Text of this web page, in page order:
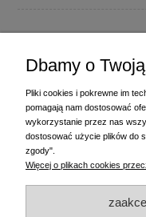
CIEMNO ZIELONE
Dbamy o
Pliki cookies i pokrewne im
pomagają nam dostosować
wykorzystanie przez nas
dostosować użycie plików do
zgody".
Więcej o plikach cookies